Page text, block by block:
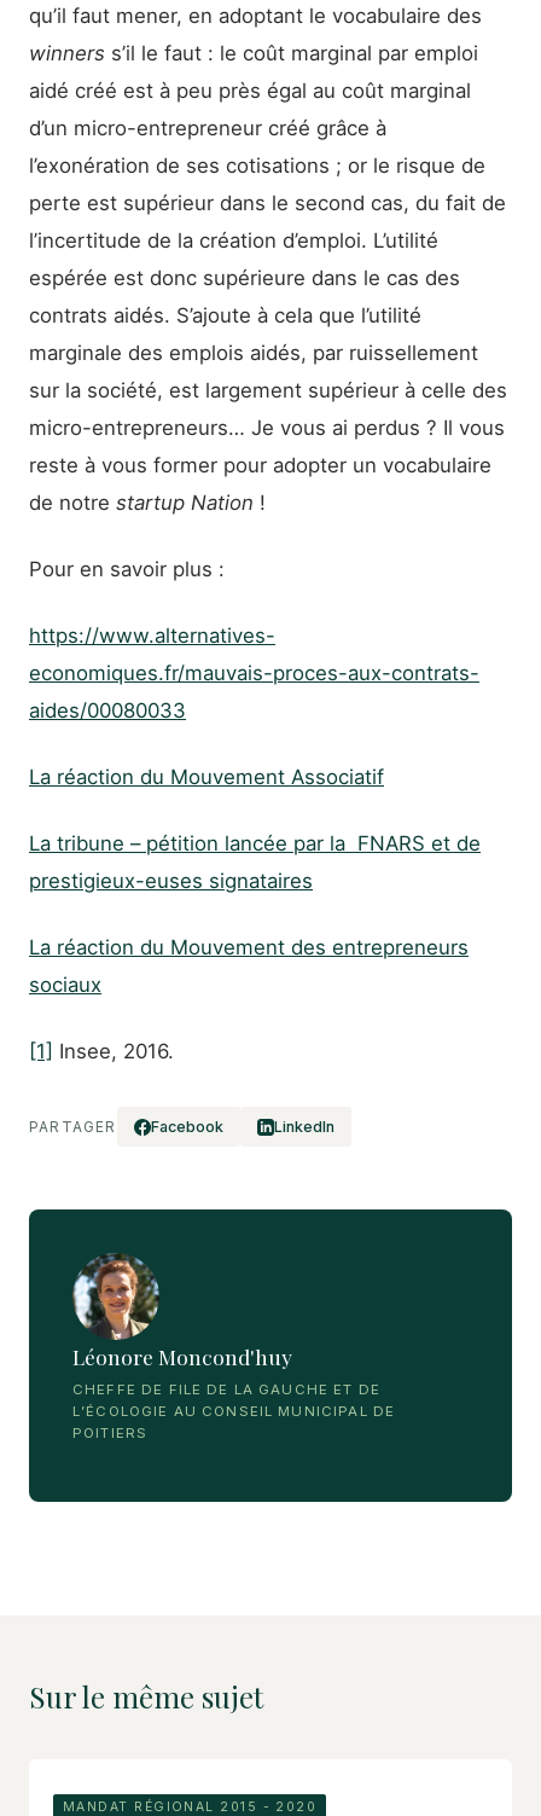
qu’il faut mener, en adoptant le vocabulaire des
winners s’il le faut : le coût marginal par emploi
aidé créé est à peu près égal au coût marginal
d’un micro-entrepreneur créé grâce à
l’exonération de ses cotisations ; or le risque de
perte est supérieur dans le second cas, du fait de
l’incertitude de la création d’emploi. L’utilité
espérée est donc supérieure dans le cas des
contrats aidés. S’ajoute à cela que l’utilité
marginale des emplois aidés, par ruissellement
sur la société, est largement supérieur à celle des
micro-entrepreneurs… Je vous ai perdus ? Il vous
reste à vous former pour adopter un vocabulaire
de notre startup Nation !
Pour en savoir plus :
https://www.alternatives-
economiques.fr/mauvais-proces-aux-contrats-
aides/00080033
La réaction du Mouvement Associatif
La tribune – pétition lancée par la FNARS et de
prestigieux-euses signataires
La réaction du Mouvement des entrepreneurs
sociaux
[1] Insee, 2016.
PARTAGER Facebook LinkedIn
Léonore Moncond'huy
CHEFFE DE FILE DE LA GAUCHE ET DE
L’ÉCOLOGIE AU CONSEIL MUNICIPAL DE
POITIERS
Sur le même sujet
MANDAT RÉGIONAL 2015 - 2020